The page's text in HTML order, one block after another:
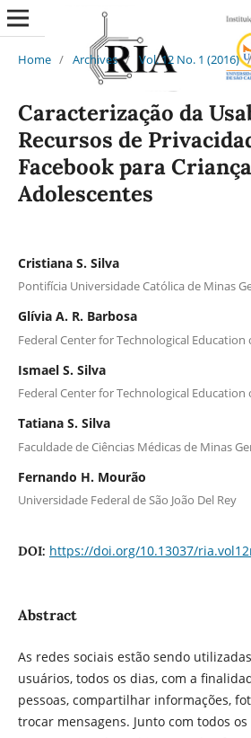
Home / Archives / Vol. 12 No. 1 (2016)
Caracterização da
Recursos de
Facebook para
Adolescentes
Cristiana S. Silva
Pontifícia Universidade Católica de Minas
Glívia A. R. Barbosa
Federal Center for Technological Education
Ismael S. Silva
Federal Center for Technological Education
Tatiana S. Silva
Faculdade de Ciências Médicas de Minas
Fernando H. Mourão
Universidade Federal de São João Del Rey
DOI: https://doi.org/10.13037/
Abstract
As redes sociais estão sendo
usuários, todos os dias, com a
pessoas, compartilhar informações,
trocar mensagens. Junto com todos